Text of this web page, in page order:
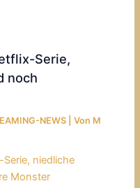
Serie,
noch
NEWS | Von M